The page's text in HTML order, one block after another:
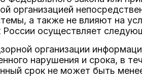
организацией
а также не влияют на
осуществляет
организации
нарушения и срока, в
срок не может быть